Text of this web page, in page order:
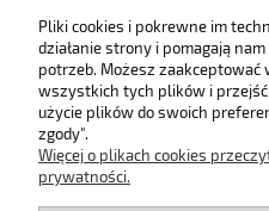
MOJE
Pliki cookies i pokrewne im
działanie strony i pomagają
potrzeb. Możesz
wszystkich tych plików i
użycie plików do swoich
zgody".
Więcej o plikach cookies
prywatności.